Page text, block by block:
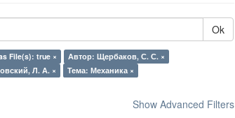
Ok
File(s): true ×
Автор: Щербаков, С. С. ×
Л. А. ×
Тема: Механика ×
Show Advanced Filters